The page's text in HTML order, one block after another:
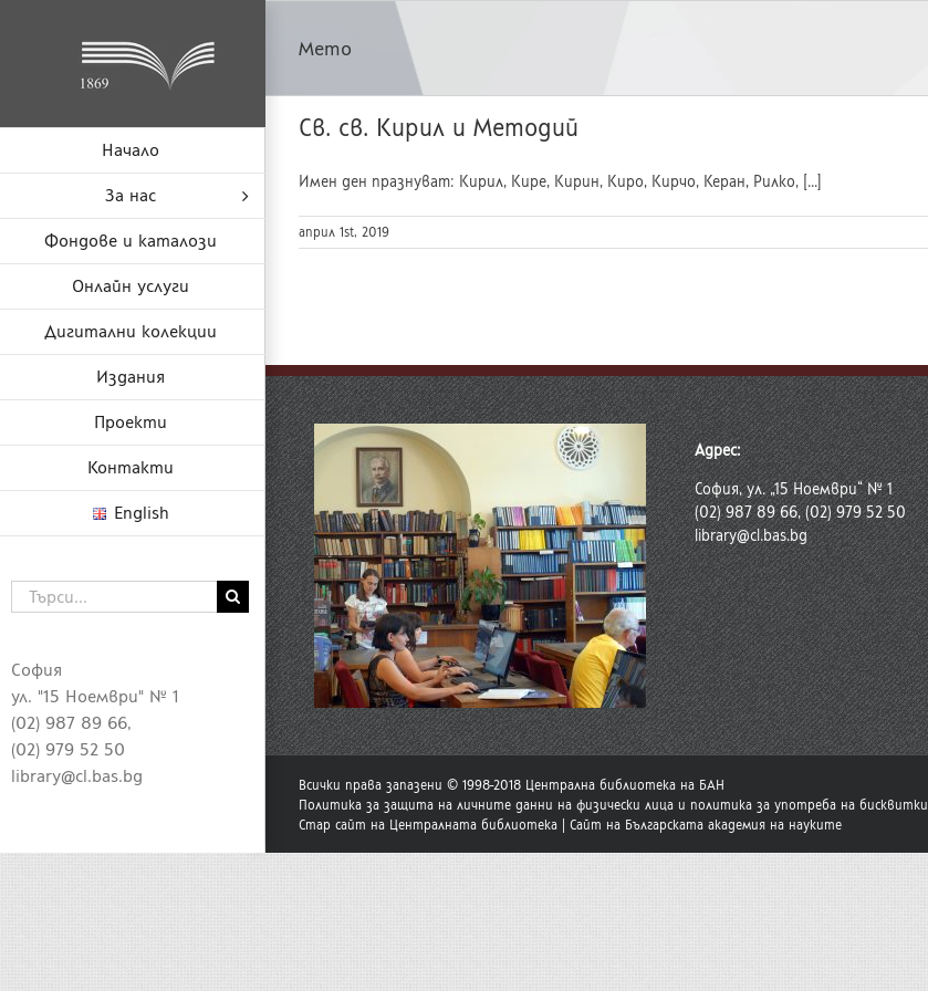
Начало
За нас
Фондове и каталози
Онлайн услуги
Дигитални колекции
Издания
Проекти
Контакти
English
София
ул. "15 Ноември" № 1
(02) 987 89 66,
(02) 979 52 50
library@cl.bas.bg
Търсене
...
Мето
Св. св. Кирил и Методий
Имен ден празнуват: Кирил, Кире, Кирин, Киро, Кирчо, Керан, Рилко, [...]
април 1st, 2019
Адрес:
София, ул. „15 Ноември“ № 1
(02) 987 89 66, (02) 979 52 50
library@cl.bas.bg
Всички права запазени © 1998-2018 Централна библиотека на БАН
Политика за защита на личните данни на физически лица и политика за употреба на бисквитки
Стар сайт на Централната библиотека
Сайт на Българската академия на науките